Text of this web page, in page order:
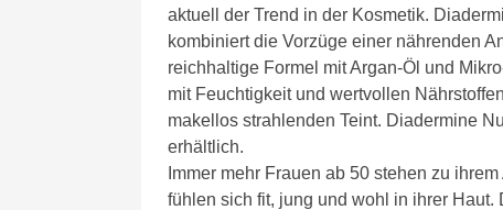
aktuell der Trend in der Kosmetik.
kombiniert die Vorzüge einer nährenden
reichhaltige Formel mit Argan-Öl und
mit Feuchtigkeit und wertvollen
makellos strahlenden Teint. Diadermine
erhältlich.
Immer mehr Frauen ab 50 stehen zu
fühlen sich fit, jung und wohl in ihrer